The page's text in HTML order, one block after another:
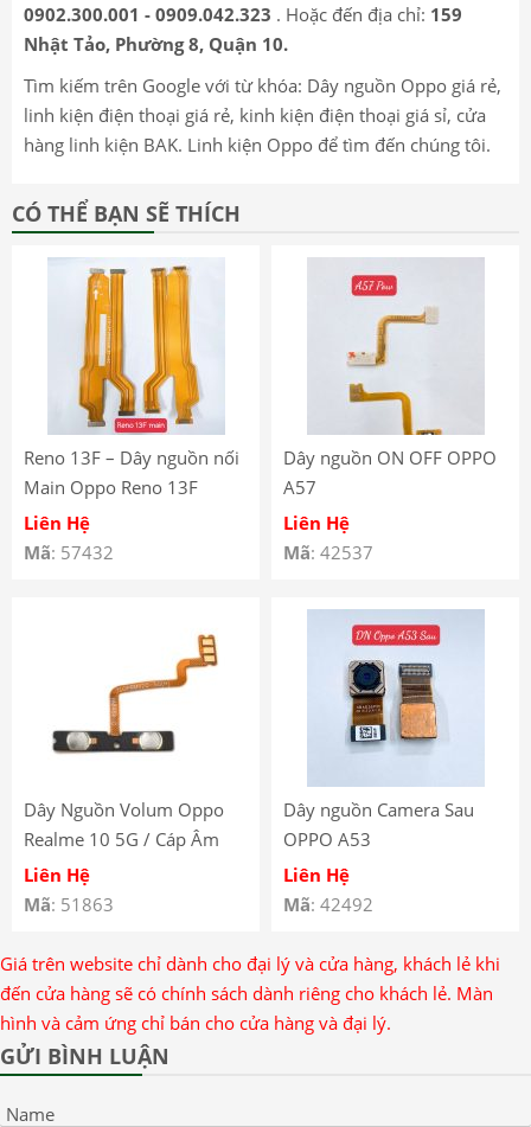
0902.300.001 - 0909.042.323 . Hoặc đến địa chỉ: 159
Nhật Tảo, Phường 8, Quận 10.
Tìm kiếm trên Google với từ khóa: Dây nguồn Oppo giá rẻ,
linh kiện điện thoại giá rẻ, kinh kiện điện thoại giá sỉ, cửa
hàng linh kiện BAK. Linh kiện Oppo để tìm đến chúng tôi.
CÓ THỂ BẠN SẼ THÍCH
Reno 13F – Dây nguồn nối
Main Oppo Reno 13F
Liên Hệ
Mã: 57432
Dây nguồn ON OFF OPPO
A57
Liên Hệ
Mã: 42537
Dây Nguồn Volum Oppo
Realme 10 5G / Cáp Âm
Lượng Oppo Realme 10 5G
Liên Hệ
Mã: 51863
Dây nguồn Camera Sau
OPPO A53
Liên Hệ
Mã: 42492
Giá trên website chỉ dành cho đại lý và cửa hàng, khách lẻ khi
đến cửa hàng sẽ có chính sách dành riêng cho khách lẻ. Màn
hình và cảm ứng chỉ bán cho cửa hàng và đại lý.
GỬI BÌNH LUẬN
Name